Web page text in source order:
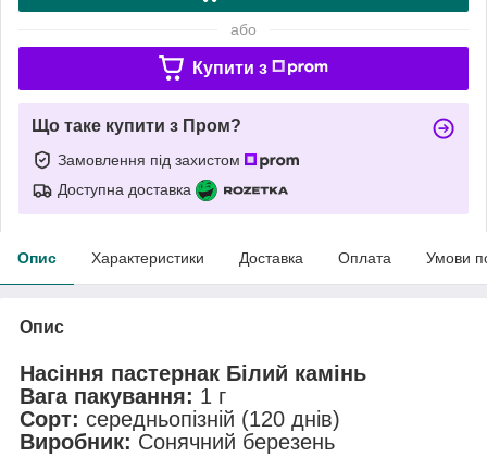
або
Купити з
Що таке купити з Пром?
Замовлення під захистом
Доступна доставка
Опис Характеристики Доставка Оплата Умови
Опис
Насіння пастернак Білий камінь
Вага пакування: 1 г
Сорт: середньопізній (120 днів)
Виробник: Сонячний березень